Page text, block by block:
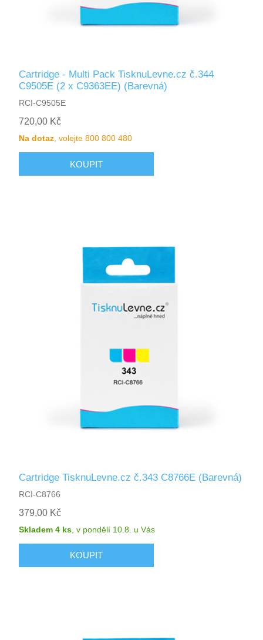
Cartridge - Multi Pack TisknuLevne.cz č.344
C9505E (2 x C9363EE) (Barevná)
RCI-C9505E
720,00 Kč
Na dotaz, volejte 800 800 480
Cartridge TisknuLevne.cz č.343 C8766E (Barevná)
RCI-C8766
379,00 Kč
Skladem 4 ks ,v pondělí 10.8. u Vás